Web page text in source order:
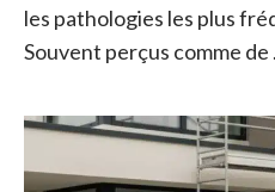
les pathologies les plus
Souvent perçus comme